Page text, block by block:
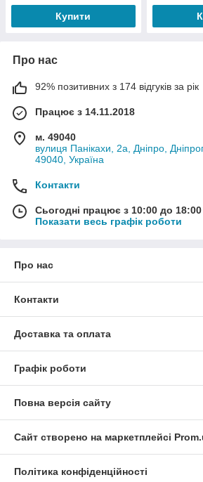
Купити
Про нас
92% позитивних з 174 відгуків за рік
Працює з 14.11.2018
м. 49040
вулиця Панікахи, 2а, Дніпро,
49040, Україна
Контакти
Сьогодні працює з 10:00 до 18:00
Показати весь графік роботи
Про нас
Контакти
Доставка та оплата
Графік роботи
Повна версія сайту
Сайт створено на маркетплейсі
Політика конфіденційності